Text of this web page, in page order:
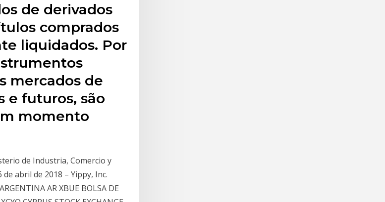
de derivados
comprados
liquidados. Por
mercados de
e futuros, são
momento
de Industria, Comercio y
abril de 2018 – Yippy, Inc.
AR XBUE BOLSA DE